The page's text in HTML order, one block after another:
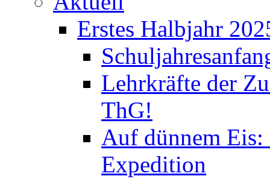
Erstes Halbjahr
Lehrkräfte der
ThG!
Auf dünnem
Expedition